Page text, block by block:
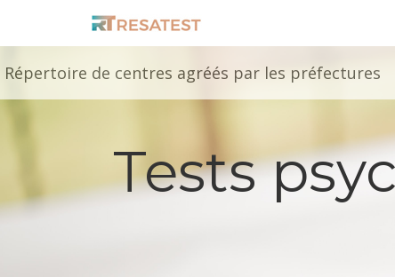
Répertoire de centres agréés par les préfectures
Tests